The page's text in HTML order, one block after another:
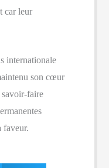
car leur
internationale
son cœur
faire
faveur.